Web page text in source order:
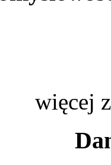
więcej